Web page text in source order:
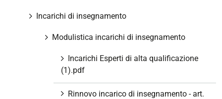
Incarichi di insegnamento
Modulistica incarichi di insegnamento
Incarichi Esperti di alta qualificazione
(1).pdf
Rinnovo incarico di insegnamento - art.